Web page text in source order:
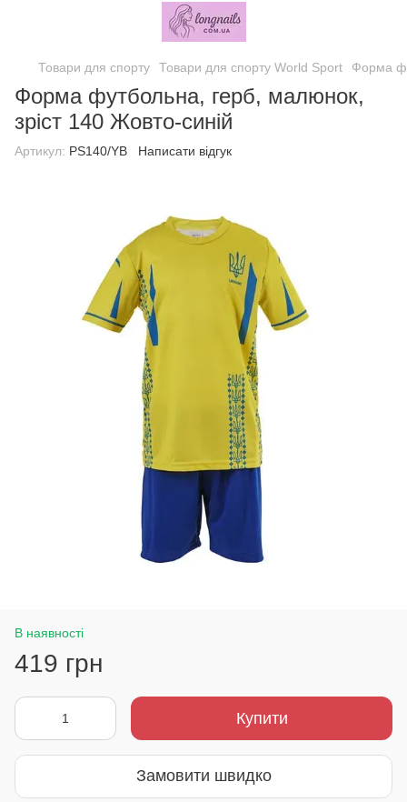
Товари для спорту Товари для спорту World Sport Форма
Форма футбольна, герб, малюнок,
зріст 140 Жовто-синій
Артикул: PS140/YB Написати відгук
В наявності
419 грн
Купити
Замовити швидко